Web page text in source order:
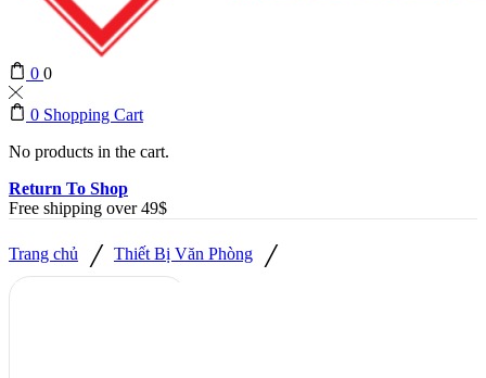
0 0
0 Shopping Cart
No products in the cart.
Return To Shop
Free shipping over 49$
Trang chủ / Thiết Bị Văn Phòng /